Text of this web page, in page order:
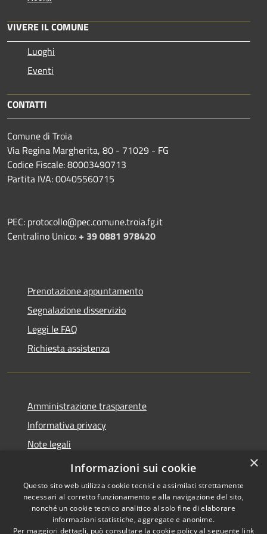
VIVERE IL COMUNE
Luoghi
Eventi
CONTATTI
Comune di Troia
Via Regina Margherita, 80 - 71029 - FG
Codice Fiscale: 80003490713
Partita IVA: 00405560715
PEC: protocollo@pec.comune.troia.fg.it
Centralino Unico:+ 39 0881 978420
Prenotazione appuntamento
Segnalazione disservizio
Leggi le FAQ
Richiesta assistenza
Amministrazione trasparente
Informativa privacy
Note legali
Dichiarazione di accessibilità
Copyright © 2026 • Comune di
×
Informazioni sui cookie
Questo sito web utilizza cookie tecnici e assimilati strettamente
necessari al corretto funzionamento e alla navigazione del sito,
nonché un cookie tecnico analitico al solo fine di elaborare
informazioni statistiche, aggregate e anonime.
Per maggiori dettagli, può consultare la cookie policy al seguente link